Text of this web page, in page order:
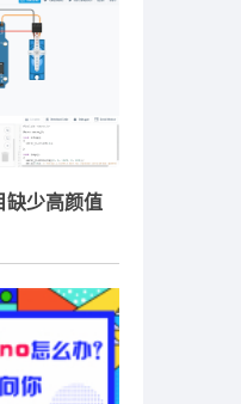
缺少高颜值